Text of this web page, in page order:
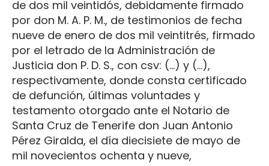
de dos mil veintidós, debidamente firmado
por don M. A. P. M., de testimonios de fecha
nueve de enero de dos mil veintitrés, firmado
por el letrado de la Administración de
Justicia don P. D. S., con csv: (…) y (…),
respectivamente, donde consta certificado
de defunción, últimas voluntades y
testamento otorgado ante el Notario de
Santa Cruz de Tenerife don Juan Antonio
Pérez Giralda, el día diecisiete de mayo de
mil novecientos ochenta y nueve,